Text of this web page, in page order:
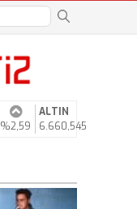
%2,59
ALTIN
6.660,545